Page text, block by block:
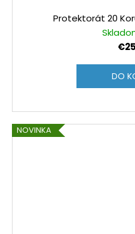
Protektorát 20
€25
DO
NOVINKA